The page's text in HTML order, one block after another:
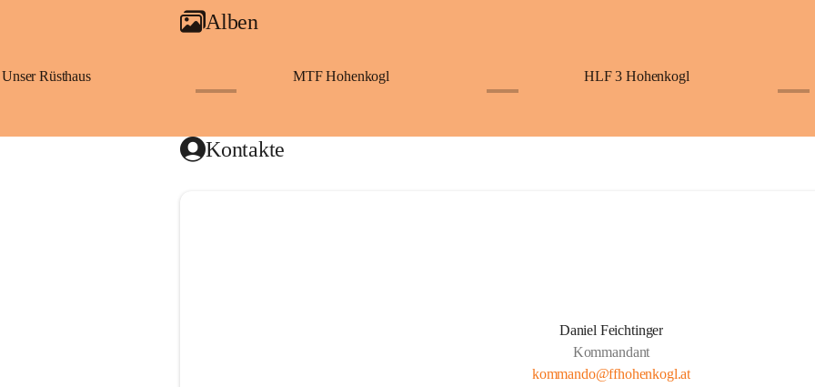
Alben
Unser Rüsthaus MTF Hohenkogl HLF 3 Hohenkogl
Kontakte
Daniel Feichtinger
Kommandant
kommando@ffhohenkogl.at